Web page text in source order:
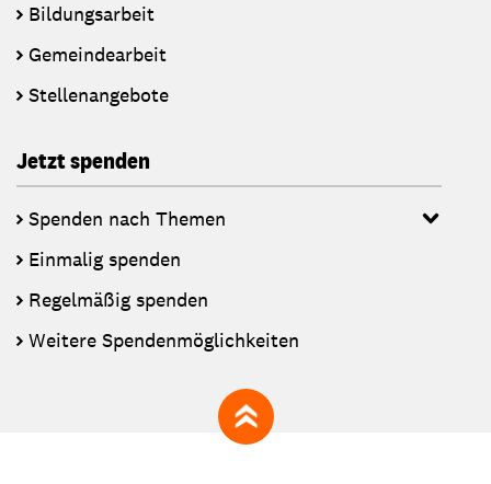
Bildungsarbeit
Gemeindearbeit
Stellenangebote
Jetzt spenden
Spenden nach Themen
Einmalig spenden
Regelmäßig spenden
Weitere Spendenmöglichkeiten
zum Seitenanfang